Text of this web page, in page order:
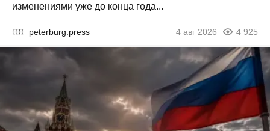
изменениями уже до конца года...
peterburg.press 4 авг 2026 4 925